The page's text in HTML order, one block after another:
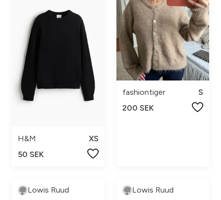
H&M
XS
50 SEK
fashiontiger
S
200 SEK
Lowis Ruud Lowis Ruud